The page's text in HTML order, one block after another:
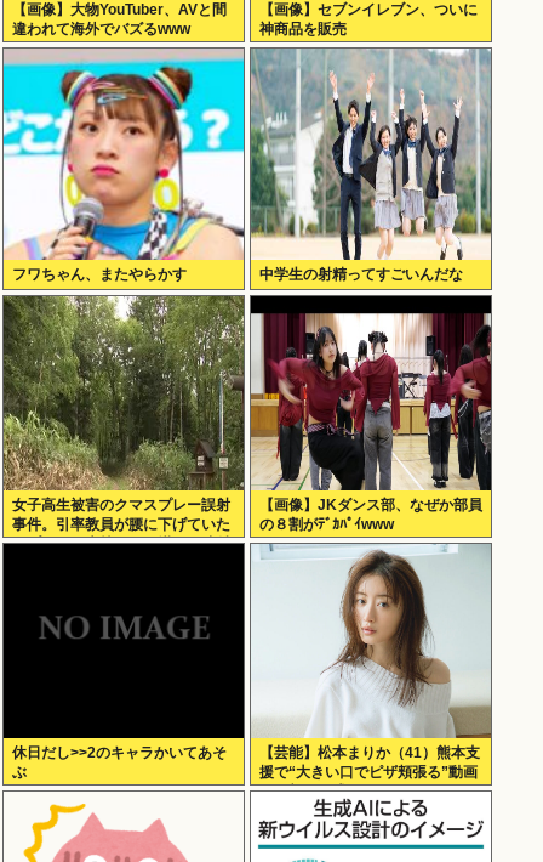
【画像】大物YouTuber、AVと間
違われて海外でバズるwww
【画像】セブンイレブン、ついに
神商品を販売
フワちゃん、またやらかす 中学生の射精ってすごいんだな
女子高生被害のクマスプレー誤射
事件。引率教員が腰に下げていた
スプレーが木枝に引っ掛かり噴射
【画像】JKダンス部、なぜか部員
の８割がﾃﾞｶﾊﾟｲwww
休日だし>>2のキャラかいてあそ
ぶ
【芸能】松本まりか（41）熊本支
援で“大きい口でピザ頬張る”動画
に一部で困惑…“